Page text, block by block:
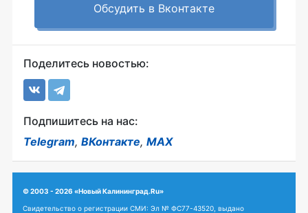
Обсудить в Вконтакте
Поделитесь новостью:
Подпишитесь на нас:
Telegram, ВКонтакте, MAX
© 2003 - 2026 «Новый Калининград.Ru»
Свидетельство о регистрации СМИ: Эл № ФС77-43520, выдано